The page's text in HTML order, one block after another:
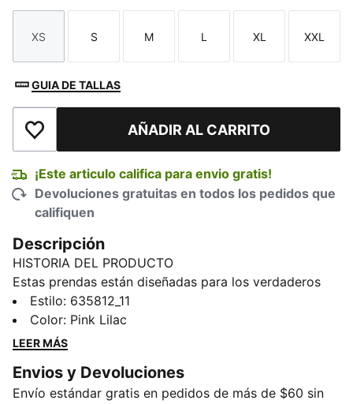
Talla
XS
Talla
S
Talla
M
Talla
L
Talla
XL
Talla
XXL
GUIA DE TALLAS
Añadir a la lista de deseosAÑADIR AL CARRITO
¡Este articulo califica para envio gratis!
Devoluciones gratuitas en todos los pedidos que
califiquen
Descripción
HISTORIA DEL PRODUCTO
Estas prendas están diseñadas para los verdaderos
entusiastas del motorsport y combinan materiales de
primera calidad, un diseño dinámico y la icónica
marca del equipo. Representa a Miami con este jersey
diseño inspirado en el futbol.
CARACTERÍSTICAS Y VENTAJAS
Estilo: 635812_11
Color: Pink Lilac
LEER MÁS
Envios y Devoluciones
Envío estándar gratis en pedidos de más de $60 sin